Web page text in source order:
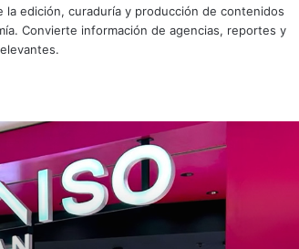
la edición, curaduría y producción de contenidos
Convierte información de agencias, reportes y
pérdidas de más de 4,000 mdp
BlackRock gana peso en Televisa:
eleva su participación a 5.2% y se
vuelve el sexto mayor inversionista
Pelea por The Dolphin Company